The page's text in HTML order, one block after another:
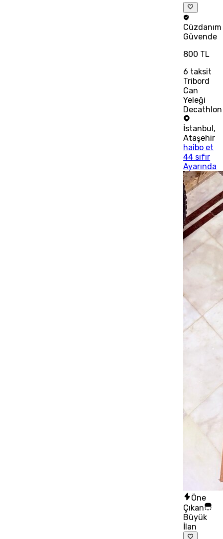
Cüzdanım
Güvende
800 TL
6 taksit
Tribord
Can
Yeleği
Decathlon
İstanbul ,
Ataşehir
haibo et
44 sıfır
Ayarında
Öne
Çıkan
Büyük
İlan